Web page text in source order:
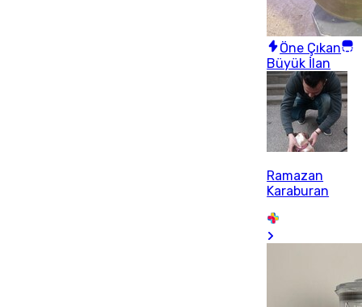
Öne Çıkan
Büyük İlan
Ramazan
Karaburan